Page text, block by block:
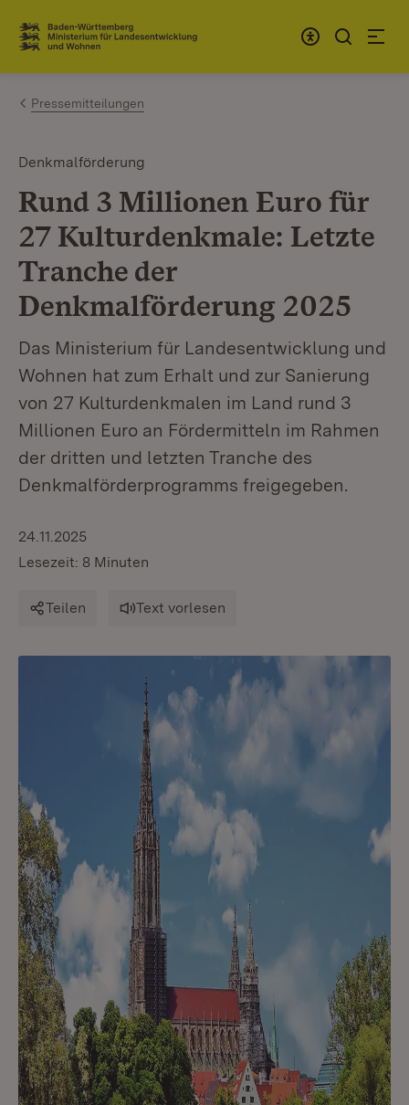
Zum Inhalt springen
Link zur Startseite
Pressemitteilungen
Denkmalförderung
Rund 3 Millionen Euro für
27 Kulturdenkmale: Letzte
Tranche der
Denkmalförderung 2025
Das Ministerium für Landesentwicklung und
Wohnen hat zum Erhalt und zur Sanierung
von 27 Kulturdenkmalen im Land rund 3
Millionen Euro an Fördermitteln im Rahmen
der dritten und letzten Tranche des
Denkmalförderprogramms freigegeben.
24.11.2025
Lesezeit: 8 Minuten
Teilen Text vorlesen